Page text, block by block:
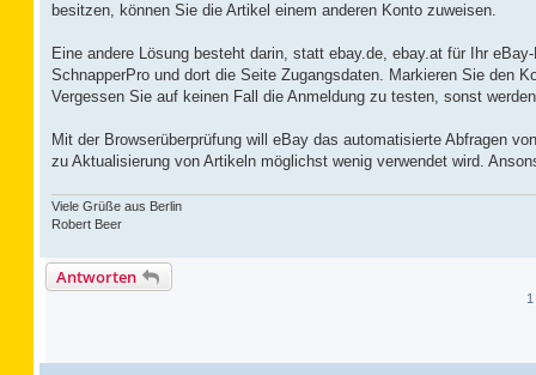
besitzen, können Sie die Artikel einem anderen Konto zuweisen.
Eine andere Lösung besteht darin, statt ebay.de, ebay.at für Ihr
SchnapperPro und dort die Seite Zugangsdaten. Markieren Sie den
Vergessen Sie auf keinen Fall die Anmeldung zu testen, sonst
Mit der Browserüberprüfung will eBay das automatisierte Abfragen
zu Aktualisierung von Artikeln möglichst wenig verwendet wird.
Viele Grüße aus Berlin
Robert Beer
Antworten